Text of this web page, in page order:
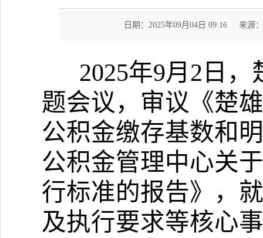
日期：2025年09月04日 09:16 来源：
2025年9月 2 日
题会议，审议 《楚
公积金缴存基数和
公积金管理中心关于
行标准的报告》，
及执行要求等核心